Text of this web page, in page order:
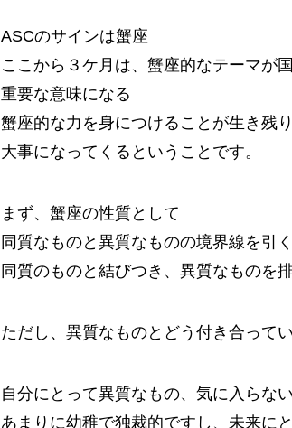
ASCのサインは蟹座
ここから３ケ月は、蟹座的なテーマが
重要な意味になる
蟹座的な力を身につけることが生き残
大事になってくるということです。
まず、蟹座の性質として
同質なものと異質なものの境界線を引く
同質のものと結びつき、異質なものを
ただし、異質なものとどう付き合って
自分にとって異質なもの、気に入らな
あまりに幼稚で独裁的ですし、未来に